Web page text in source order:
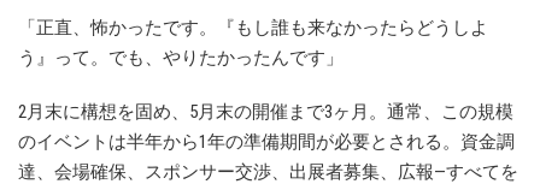
「正直、怖かったです。『もし誰も来なかったらどうしよ
う』って。でも、やりたかったんです」
2月末に構想を固め、5月末の開催まで3ヶ月。通常、この規模
のイベントは半年から1年の準備期間が必要とされる。資金調
達、会場確保、スポンサー交渉、出展者募集、広報—すべてを